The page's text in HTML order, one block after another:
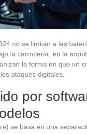
no se limitan a las
la carrocería, en la
la forma en que un
ataques digitales.
por
se basa en una